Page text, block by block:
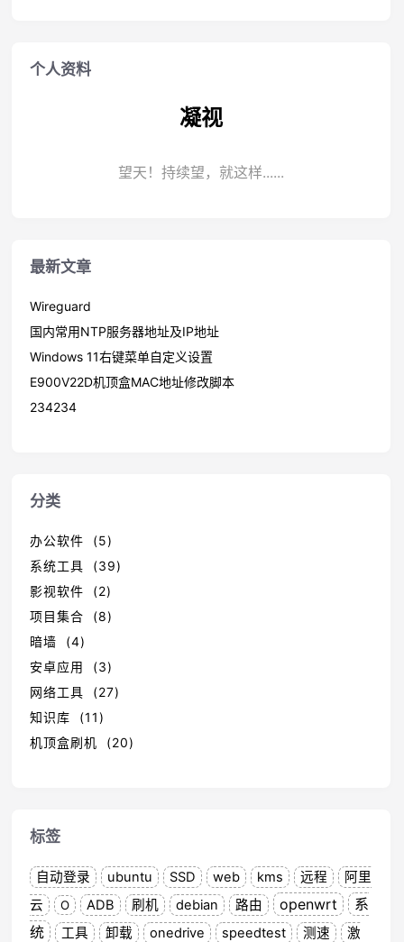
个人资料
凝视
望天！持续望，就这样......
最新文章
Wireguard
国内常用NTP服务器地址及IP地址
Windows 11右键菜单自定义设置
E900V22D机顶盒MAC地址修改脚本
234234
分类
办公软件 (5)
系统工具 (39)
影视软件 (2)
项目集合 (8)
暗墙 (4)
安卓应用 (3)
网络工具 (27)
知识库 (11)
机顶盒刷机 (20)
标签
自动登录 ubuntu SSD web kms 远程
阿里
云
O ADB 刷机 debian 路由 openwrt
系
统
工具 卸载 onedrive speedtest 测速
激